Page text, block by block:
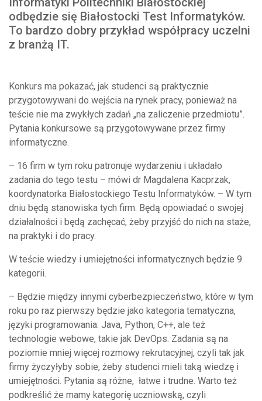
odbędzie się Białostocki Test Informatyków.
To bardzo dobry przykład współpracy uczelni
z branżą IT.
Konkurs ma pokazać, jak studenci są praktycznie
przygotowywani do wejścia na rynek pracy, ponieważ na
teście nie ma zwykłych zadań „na zaliczenie przedmiotu”.
Pytania konkursowe są przygotowywane przez firmy
informatyczne.
– 16 firm w tym roku patronuje wydarzeniu i układało
zadania do tego testu – mówi dr Magdalena Kacprzak,
koordynatorka Białostockiego Testu Informatyków. – W tym
dniu będą stanowiska tych firm. Będą opowiadać o swojej
działalności i będą zachęcać, żeby przyjść do nich na staże,
na praktyki i do pracy.
W teście wiedzy i umiejętności informatycznych będzie 9
kategorii.
– Będzie między innymi cyberbezpieczeństwo, które w tym
roku po raz pierwszy będzie jako kategoria tematyczna,
języki programowania: Java, Python, C++, ale też
technologie webowe, takie jak DevOps. Zadania są na
poziomie mniej więcej rozmowy rekrutacyjnej, czyli tak jak
firmy życzyłyby sobie, żeby studenci mieli taką wiedzę i
umiejętności. Pytania są różne, łatwe i trudne. Warto też
podkreślić że mamy kategorię uczniowską, czyli